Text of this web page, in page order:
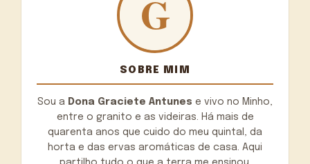
SOBRE MIM
Sou a Dona Graciete Antunes e vivo no Minho,
entre o granito e as videiras. Há mais de
quarenta anos que cuido do meu quintal, da
horta e das ervas aromáticas de casa. Aqui